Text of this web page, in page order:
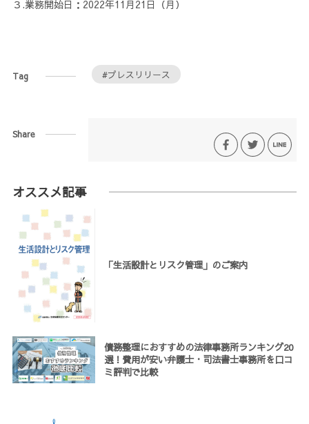
３.業務開始日：2022年11月21日（月）
Tag #プレスリリース
Share
オススメ記事
「生活設計とリスク管理」のご案内
債務整理におすすめの法律事務所ランキング20
選！費用が安い弁護士・司法書士事務所を口コ
ミ評判で比較